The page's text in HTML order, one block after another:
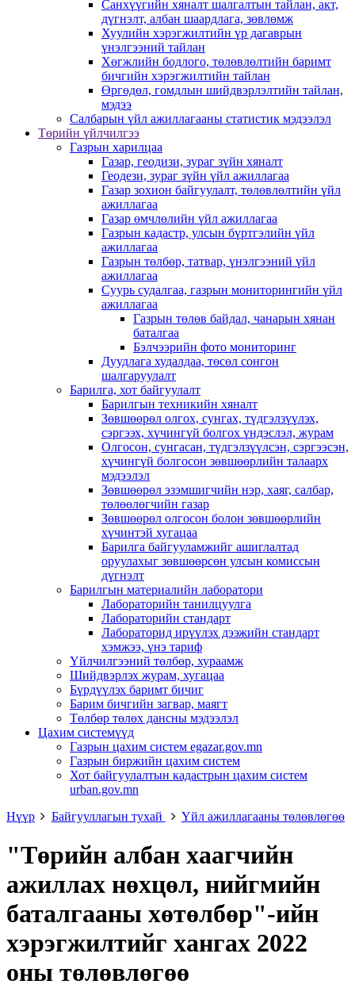
Санхүүгийн хяналт шалгалтын тайлан, акт,
дүгнэлт, албан шаардлага, зөвлөмж
Хуулийн хэрэгжилтийн үр дагаврын
үнэлгээний тайлан
Хөгжлийн бодлого, төлөвлөлтийн баримт
бичгийн хэрэгжилтийн тайлан
Өргөдөл, гомдлын шийдвэрлэлтийн тайлан,
мэдээ
Салбарын үйл ажиллагааны статистик мэдээлэл
Төрийн үйлчилгээ
Газрын харилцаа
Газар, геодизи, зураг зүйн хяналт
Геодези, зураг зүйн үйл ажиллагаа
Газар зохион байгуулалт, төлөвлөлтийн үйл
ажиллагаа
Газар өмчлөлийн үйл ажиллагаа
Газрын кадастр, улсын бүртгэлийн үйл
ажиллагаа
Газрын төлбөр, татвар, үнэлгээний үйл
ажиллагаа
Суурь судалгаа, газрын мониторингийн үйл
ажиллагаа
Газрын төлөв байдал, чанарын хянан
баталгаа
Бэлчээрийн фото мониторинг
Дуудлага худалдаа, төсөл сонгон
шалгаруулалт
Барилга, хот байгуулалт
Барилгын техникийн хяналт
Зөвшөөрөл олгох, сунгах, түдгэлзүүлэх,
сэргээх, хүчингүй болгох үндэслэл, журам
Олгосон, сунгасан, түдгэлзүүлсэн, сэргээсэн,
хүчингүй болгосон зөвшөөрлийн талаарх
мэдээлэл
Зөвшөөрөл эзэмшигчийн нэр, хаяг, салбар,
төлөөлөгчийн газар
Зөвшөөрөл олгосон болон зөвшөөрлийн
хүчинтэй хугацаа
Барилга байгууламжийг ашиглалтад
оруулахыг зөвшөөрсөн улсын комиссын
дүгнэлт
Барилгын материалийн лаборатори
Лабораторийн танилцуулга
Лабораторийн стандарт
Лабораторид ирүүлэх дээжийн стандарт
хэмжээ, үнэ тариф
Үйлчилгээний төлбөр, хураамж
Шийдвэрлэх журам, хугацаа
Бүрдүүлэх баримт бичиг
Барим бичгийн загвар, маягт
Төлбөр төлөх дансны мэдээлэл
Цахим системүүд
Газрын цахим систем egazar.gov.mn
Газрын биржийн цахим систем
Хот байгуулалтын кадастрын цахим систем
urban.gov.mn
Нүүр
Байгууллагын тухай Үйл ажиллагааны төлөвлөгөө
"Төрийн албан хаагчийн
ажиллах нөхцөл, нийгмийн
баталгааны хөтөлбөр"-ийн
хэрэгжилтийг хангах 2022
оны төлөвлөгөө